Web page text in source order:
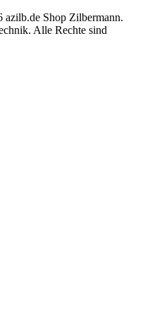
Shop Zilbermann.
Alle Rechte sind